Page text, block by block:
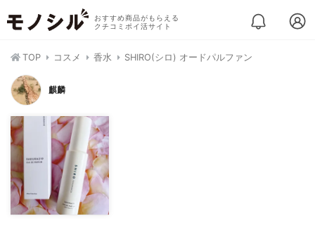
おすすめ商品がもらえる
クチコミポイ活サイト
TOP コスメ 香水 SHIRO(シロ) オードパルファン
麒麟